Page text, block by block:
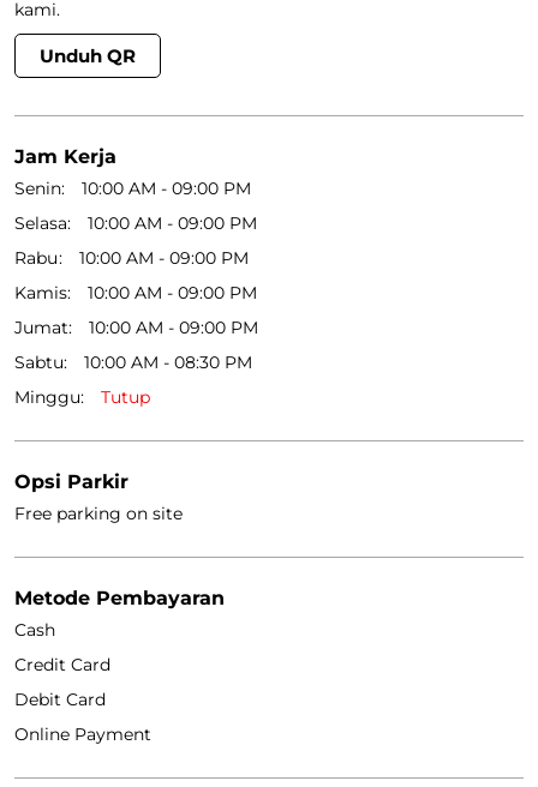
kami.
Unduh QR
Jam Kerja
Senin
10:00 AM - 09:00 PM
Selasa
10:00 AM - 09:00 PM
Rabu
10:00 AM - 09:00 PM
Kamis
10:00 AM - 09:00 PM
Jumat
10:00 AM - 09:00 PM
Sabtu
10:00 AM - 08:30 PM
Minggu
Tutup
Opsi Parkir
Free parking on site
Metode Pembayaran
Cash
Credit Card
Debit Card
Online Payment